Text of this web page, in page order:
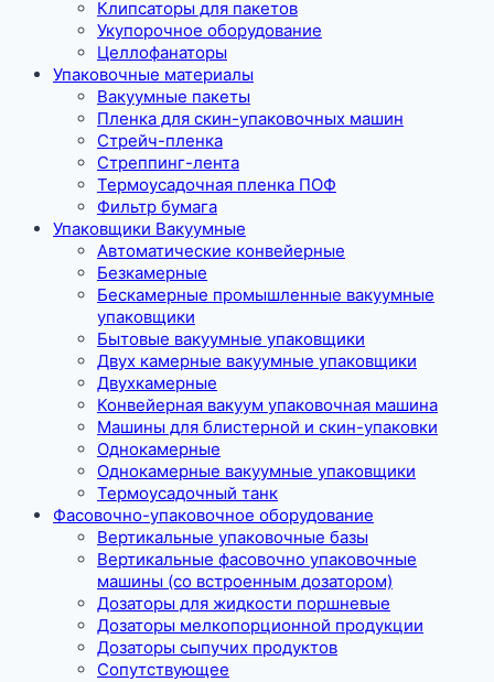
Клипсаторы для пакетов
Укупорочное оборудование
Целлофанаторы
Упаковочные материалы
Вакуумные пакеты
Пленка для скин-упаковочных машин
Стрейч-пленка
Стреппинг-лента
Термоусадочная пленка ПОФ
Фильтр бумага
Упаковщики Вакуумные
Автоматические конвейерные
Безкамерные
Бескамерные промышленные вакуумные
упаковщики
Бытовые вакуумные упаковщики
Двух камерные вакуумные упаковщики
Двухкамерные
Конвейерная вакуум упаковочная машина
Машины для блистерной и скин-упаковки
Однокамерные
Однокамерные вакуумные упаковщики
Термоусадочный танк
Фасовочно-упаковочное оборудование
Вертикальные упаковочные базы
Вертикальные фасовочно упаковочные
машины (со встроенным дозатором)
Дозаторы для жидкости поршневые
Дозаторы мелкопорционной продукции
Дозаторы сыпучих продуктов
Сопутствующее